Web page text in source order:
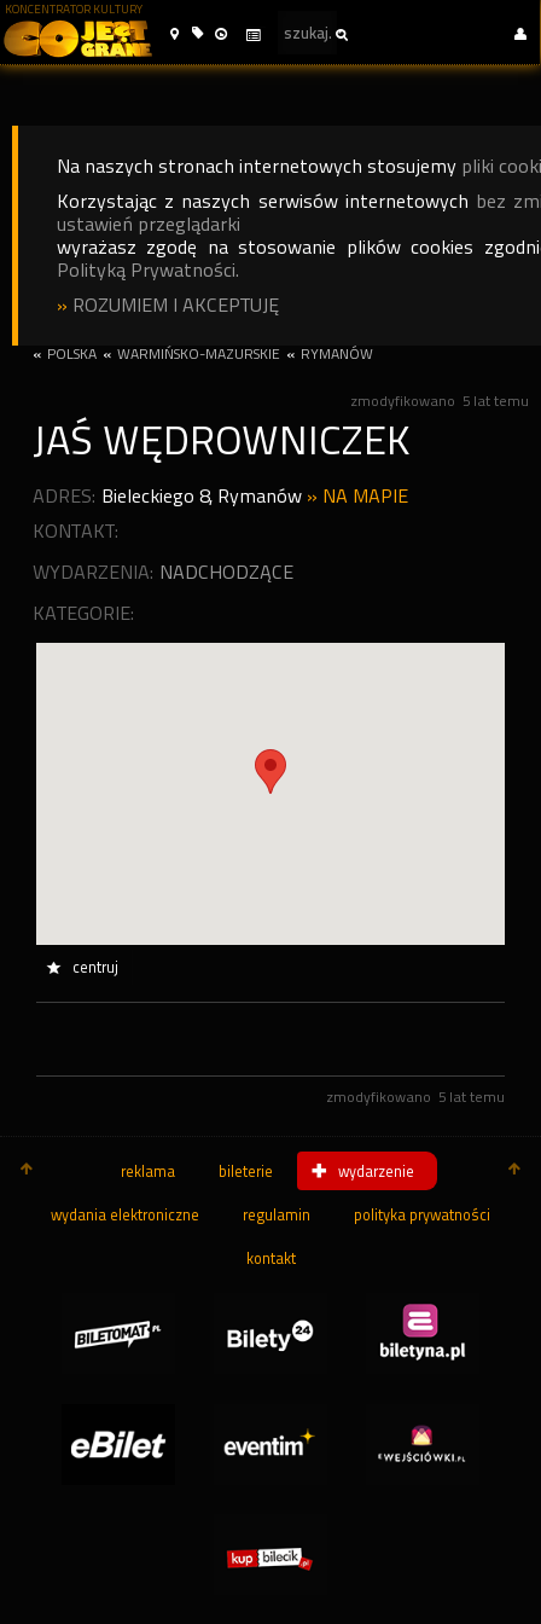
KONCENTRATOR KULTURY
Na naszych stronach internetowych stosujemy pliki
Korzystając z naszych serwisów internetowych bez
ustawień przeglądarki
wyrażasz zgodę na stosowanie plików cookies
Polityką Prywatności.
» ROZUMIEM I AKCEPTUJĘ
« POLSKA « WARMIŃSKO-MAZURSKIE « RYMANÓW
zmodyfikowano 5 lat temu
JAŚ WĘDROWNICZEK
ADRES: Bieleckiego 8, Rymanów » NA MAPIE
KONTAKT:
WYDARZENIA: NADCHODZĄCE
KATEGORIE:
centruj
zmodyfikowano 5 lat temu
reklama bileterie wydarzenie
wydania elektroniczne regulamin polityka prywatności
kontakt